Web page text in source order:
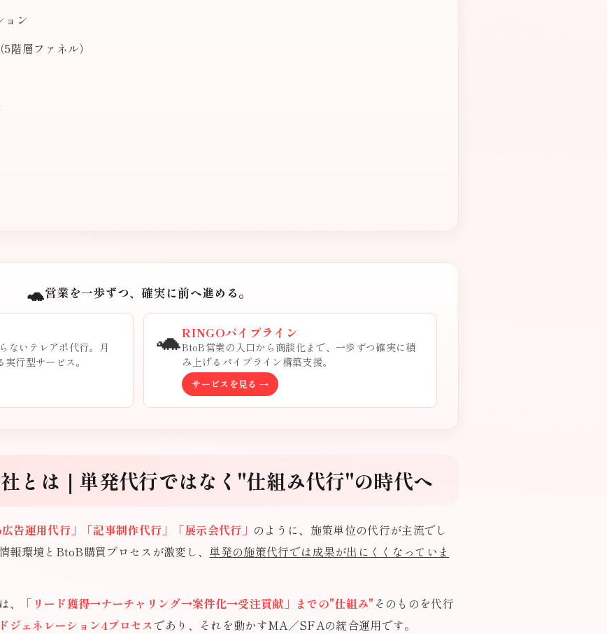
ョン
層ファネル）
🐢営業を一歩ずつ、確実に前へ進める。
ないテレアポ代行。月
行型サービス。
🐢RINGOパイプライン
BtoB営業の入口から商談化まで、一歩ずつ確実に積
み上げるパイプライン構築支援。
サービスを見る →
とは｜単発代行ではなく"仕組み代行"の時代へ
広告運用代行」「記事制作代行」「展示会代行」 のように、施策単位の代行が主流でし
報環境とBtoB購買プロセスが激変し、 単発の施策代行では成果が出にくくなっていま
「リード獲得→ナーチャリング→案件化→受注貢献」までの"仕組み" そのものを代行
ジェネレーション4プロセスであり、それを動かすMA／SFAの統合運用です。